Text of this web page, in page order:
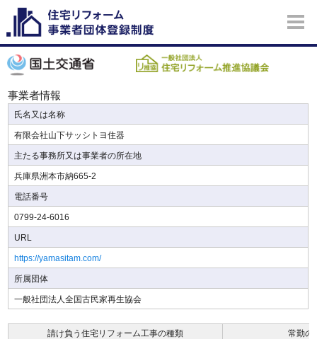
事業者情報
氏名又は名称
有限会社山下サッシトヨ住器
主たる事務所又は事業者の所在地
兵庫県洲本市納665-2
電話番号
0799-24-6016
URL
https://yamasitam.com/
所属団体
一般社団法人全国古民家再生協会
請け負う住宅リフォーム工事の種類 常勤の